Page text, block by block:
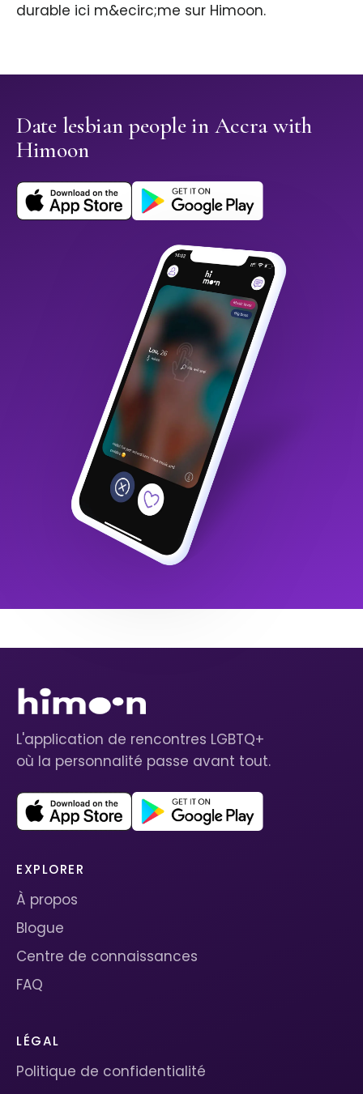
durable ici m&ecirc;me sur Himoon.
Date lesbian people in Accra with
Himoon
L'application de rencontres LGBTQ+
où la personnalité passe avant tout.
EXPLORER
À propos
Blogue
Centre de connaissances
FAQ
LÉGAL
Politique de confidentialité